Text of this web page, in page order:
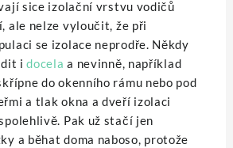
sice izolační vrstvu vodičů
ale nelze vyloučit, že při
se izolace neprodře. Někdy
idocela a nevinně, například
do okenního rámu nebo pod
a tlak okna a dveří izolaci
Pak už stačí jen
a běhat doma naboso, protože